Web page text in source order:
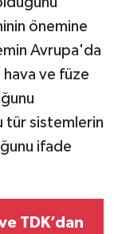
önemine
Avrupa'da
ve füze
tür sistemlerin
ifade
TDK’dan